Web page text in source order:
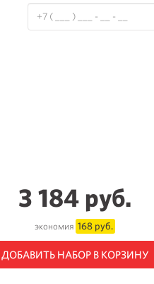
3 184 руб.
экономия 168 руб.
ДОБАВИТЬ НАБОР В КОРЗИНУ